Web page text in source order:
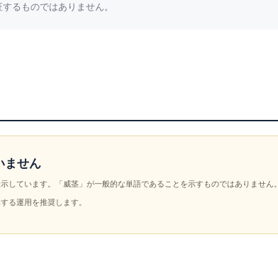
るものではありません。
ません
しています。「威茎」が一般的な単語であることを示すものではありません
る運用を推奨します。